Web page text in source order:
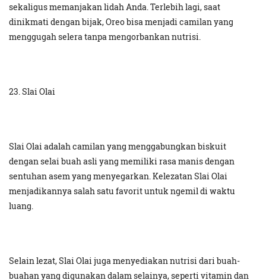
sekaligus memanjakan lidah Anda. Terlebih lagi, saat
dinikmati dengan bijak, Oreo bisa menjadi camilan yang
menggugah selera tanpa mengorbankan nutrisi.
23. Slai Olai
Slai Olai adalah camilan yang menggabungkan biskuit
dengan selai buah asli yang memiliki rasa manis dengan
sentuhan asem yang menyegarkan. Kelezatan Slai Olai
menjadikannya salah satu favorit untuk ngemil di waktu
luang.
Selain lezat, Slai Olai juga menyediakan nutrisi dari buah-
buahan yang digunakan dalam selainya, seperti vitamin dan